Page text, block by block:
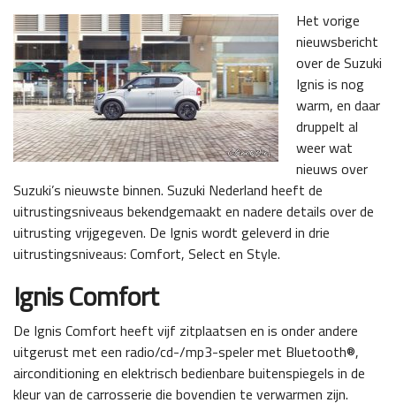
Het vorige
nieuwsbericht
over de Suzuki
Ignis is nog
warm, en daar
druppelt al
weer wat
nieuws over
Suzuki’s nieuwste binnen. Suzuki Nederland heeft de
uitrustingsniveaus bekendgemaakt en nadere details over de
uitrusting vrijgegeven. De Ignis wordt geleverd in drie
uitrustingsniveaus: Comfort, Select en Style.
Ignis Comfort
De Ignis Comfort heeft vijf zitplaatsen en is onder andere
uitgerust met een radio/cd-/mp3-speler met Bluetooth®,
airconditioning en elektrisch bedienbare buitenspiegels in de
kleur van de carrosserie die bovendien te verwarmen zijn.